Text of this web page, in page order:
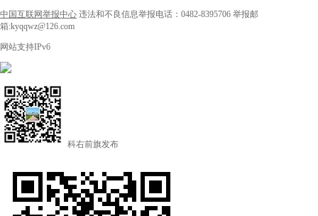
中国互联网举报中心 违法和不良信息举报电话：0482-8395706 举报邮
箱:kyqqwz@126.com
网站支持IPv6
科右前旗发布